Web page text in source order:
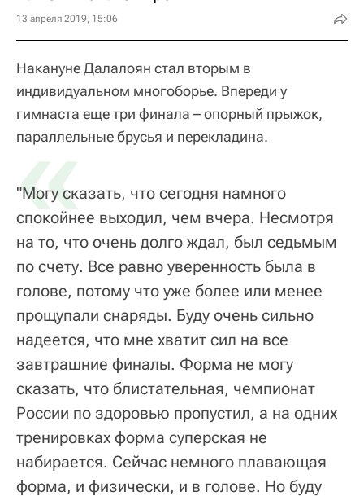
13 апреля 2019, 15:06
Накануне Далалоян стал вторым в
индивидуальном многоборье. Впереди у
гимнаста еще три финала – опорный прыжок,
параллельные брусья и перекладина.
«
"Могу сказать, что сегодня намного
спокойнее выходил, чем вчера. Несмотря
на то, что очень долго ждал, был седьмым
по счету. Все равно уверенность была в
голове, потому что уже более или менее
прощупали снаряды. Буду очень сильно
надеется, что мне хватит сил на все
завтрашние финалы. Форма не могу
сказать, что блистательная, чемпионат
России по здоровью пропустил, а на одних
тренировках форма суперская не
набирается. Сейчас немного плавающая
форма, и физически, и в голове. Но буду